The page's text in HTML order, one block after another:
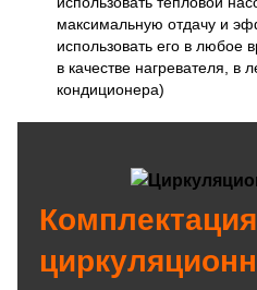
максимальную отдачу и
использовать его в любое
в качестве нагревателя, в
кондиционера)